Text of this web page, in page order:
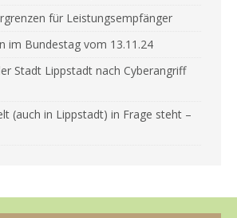
für Leistungsempfänger
im Bundestag vom 13.11.24
Stadt Lippstadt nach Cyberangriff
(auch in Lippstadt) in Frage steht –